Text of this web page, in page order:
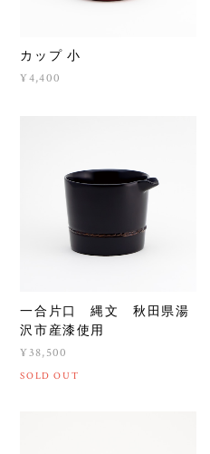
カップ 小
¥4,400
一合片口 縄文 秋田県湯
沢市産漆使用
¥38,500
SOLD OUT